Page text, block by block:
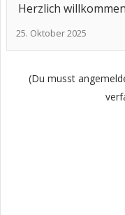
Herzlich
25. Oktober 2025
(Du musst